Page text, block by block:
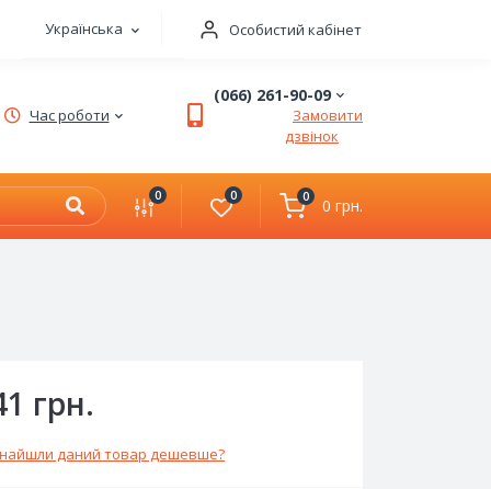
Українська Особистий кабінет
Час роботи
(066) 261-90-09
Замовити
дзвінок
0 0 0 0 грн.
грн.
даний товар дешевше?